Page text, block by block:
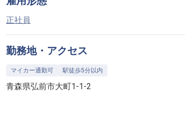
正社員
勤務地・アクセス
マイカー通勤可 駅徒歩5分以内
青森県弘前市大町1-1-2